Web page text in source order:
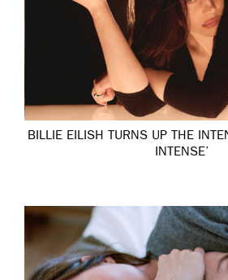
BILLIE EILISH TURNS UP THE
INTENSE’